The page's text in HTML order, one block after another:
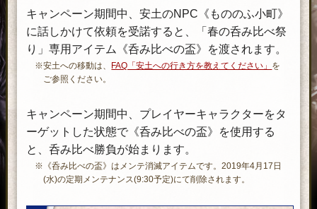
ケ
ッ
ト
の
が
必
要
な
キャンペーン期間中、安土のNPC《もののふ小町》
に話しかけて依頼を受諾すると、「春の呑み比べ祭
り」専用アイテム《呑み比べの盃》を渡されます。
※安土への移動は、 FAQ「安土への行き方を教えてください」 を
ご参照ください。
キャンペーン期間中、プレイヤーキャラクターをタ
ーゲットした状態で《呑み比べの盃》を使用する
と、呑み比べ勝負が始まります。
※《呑み比べの盃》はメンテ消滅アイテムです。2019年4月17日
(水)の定期メンテナンス(9:30予定)にて削除されます。